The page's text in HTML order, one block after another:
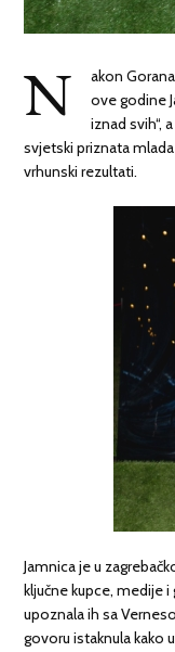
N
akon
ove godine
iznad svih“,
svjetski priznata
vrhunski rezultati.
Jamnica je u
ključne kupce, medije
upoznala ih sa
govoru istaknula kako